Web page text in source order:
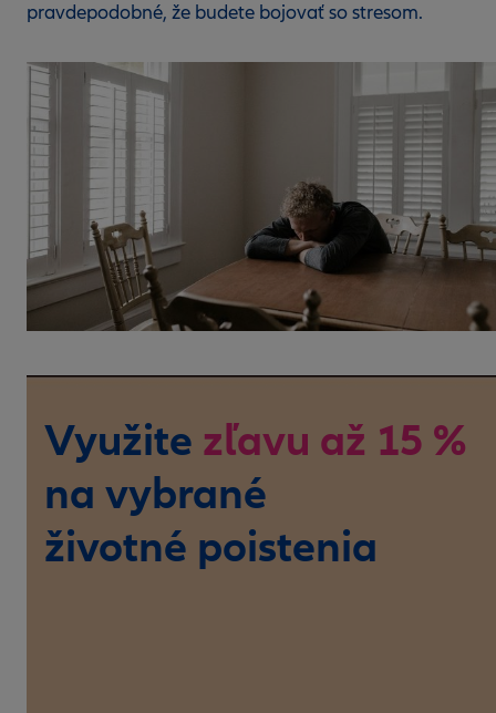
pravdepodobné, že budete bojovať so stresom.
Využite zľavu až 15 %
na vybrané
životné poistenia